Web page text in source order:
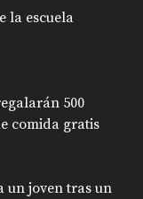
la escuela
500
comida gratis
un joven tras un